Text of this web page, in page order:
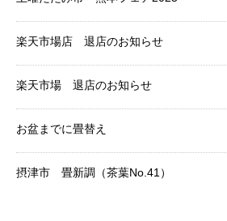
楽天市場店 退店のお知らせ
楽天市場 退店のお知らせ
お盆までに畳替え
摂津市 畳新調（茶葉No.41）